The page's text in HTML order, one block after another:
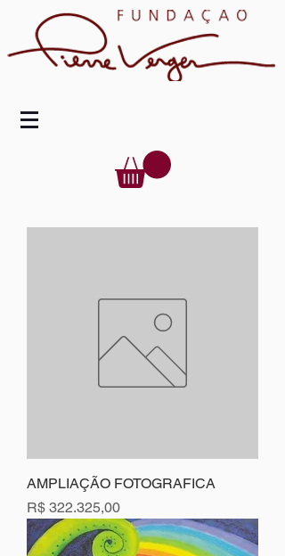
AMPLIAÇÃO FOTOGRAFICA
Preço
R$ 322.325,00